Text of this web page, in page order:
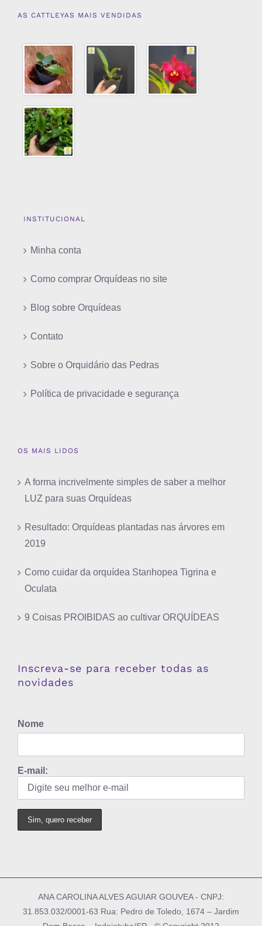
AS CATTLEYAS MAIS VENDIDAS
INSTITUCIONAL
Minha conta
Como comprar Orquídeas no site
Blog sobre Orquídeas
Contato
Sobre o Orquidário das Pedras
Política de privacidade e segurança
OS MAIS LIDOS
A forma incrivelmente simples de saber a melhor
LUZ para suas Orquídeas
Resultado: Orquídeas plantadas nas árvores em
2019
Como cuidar da orquídea Stanhopea Tigrina e
Oculata
9 Coisas PROIBIDAS ao cultivar ORQUÍDEAS
Inscreva-se para receber todas as
novidades
Nome
E-mail:
ANA CAROLINA ALVES AGUIAR GOUVEA - CNPJ:
31.853.032/0001-63 Rua: Pedro de Toledo, 1674 – Jardim